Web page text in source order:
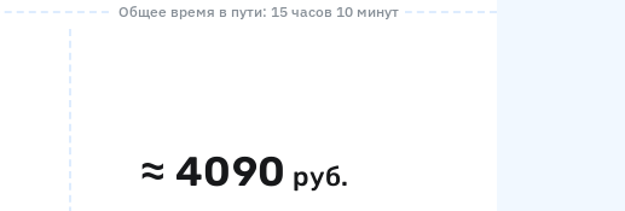
Общее время в пути: 15 часов 10 минут
≈ 4090 руб.